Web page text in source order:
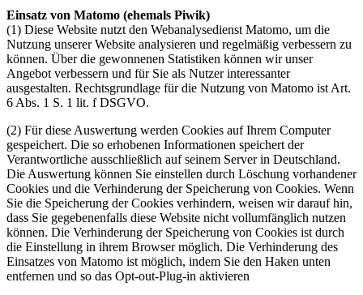
Einsatz von Matomo (ehemals Piwik)
(1) Diese Website nutzt den Webanalysedienst Matomo, um die
Nutzung unserer Website analysieren und regelmäßig verbessern zu
können. Über die gewonnenen Statistiken können wir unser
Angebot verbessern und für Sie als Nutzer interessanter
ausgestalten. Rechtsgrundlage für die Nutzung von Matomo ist Art.
6 Abs. 1 S. 1 lit. f DSGVO.
(2) Für diese Auswertung werden Cookies auf Ihrem Computer
gespeichert. Die so erhobenen Informationen speichert der
Verantwortliche ausschließlich auf seinem Server in Deutschland.
Die Auswertung können Sie einstellen durch Löschung vorhandener
Cookies und die Verhinderung der Speicherung von Cookies. Wenn
Sie die Speicherung der Cookies verhindern, weisen wir darauf hin,
dass Sie gegebenenfalls diese Website nicht vollumfänglich nutzen
können. Die Verhinderung der Speicherung von Cookies ist durch
die Einstellung in ihrem Browser möglich. Die Verhinderung des
Einsatzes von Matomo ist möglich, indem Sie den Haken unten
entfernen und so das Opt-out-Plug-in aktivieren